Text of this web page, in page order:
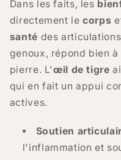
Dans les faits, les
directement lecorps
santé des
genoux, répond bien
pierre. L'œil de tigre
qui en fait un appui
actives.
Soutien
l'inflammation et